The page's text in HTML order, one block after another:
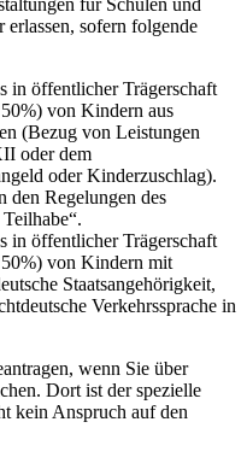
für Schulen und
sofern folgende
in öffentlicher Trägerschaft
von Kindern aus
(Bezug von Leistungen
oder dem
oder Kinderzuschlag).
den Regelungen des
in öffentlicher Trägerschaft
von Kindern mit
Staatsangehörigkeit,
Verkehrssprache in
wenn Sie über
Dort ist der spezielle
kein Anspruch auf den